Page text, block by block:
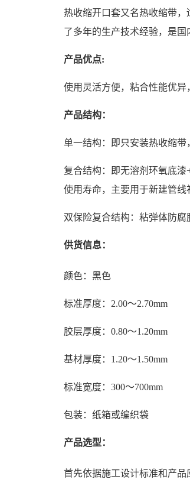
热收缩开口套又名热收缩带，
了多年的生产技术经验，是国
产品优点:
使用灵活方便，粘合性能优异
产品结构：
单一结构：即只安装热收缩带
复合结构：即无溶剂环氧底
使用寿命，主要用于新建管线
双保险复合结构：粘弹体防
供货信息：
颜色：黑色
标准厚度：2.00～2.70mm
胶层厚度：0.80～1.20mm
基材厚度：1.20～1.50mm
标准宽度：300～700mm
包装：纸箱或编织袋
产品选型：
首先依据施工设计标准和产品